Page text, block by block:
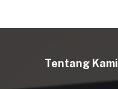
Tentang Kami